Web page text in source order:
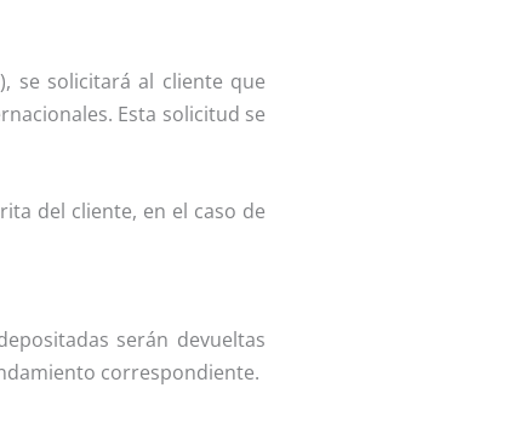
se solicitará al cliente que
Esta solicitud se
del cliente, en el caso de
serán devueltas
correspondiente.